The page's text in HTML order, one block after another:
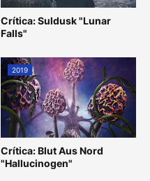
Crítica: Suldusk "Lunar
Falls"
2019
Crítica: Blut Aus Nord
"Hallucinogen"